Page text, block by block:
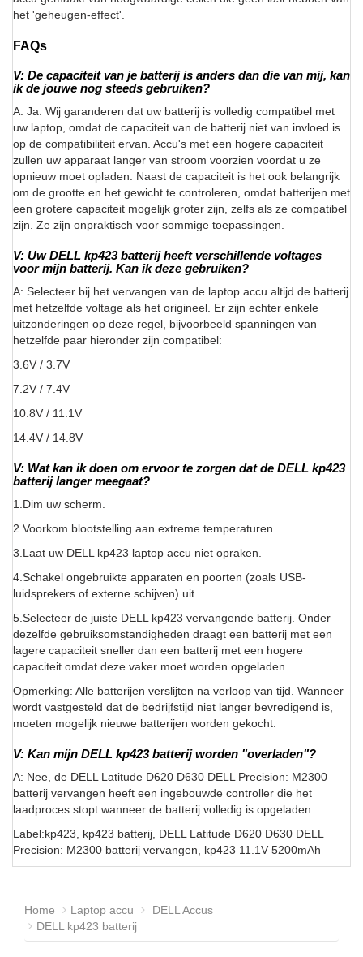
het 'geheugen-effect'.
FAQs
V: De capaciteit van je batterij is anders dan die van mij, kan
ik de jouwe nog steeds gebruiken?
A: Ja. Wij garanderen dat uw batterij is volledig compatibel met
uw laptop, omdat de capaciteit van de batterij niet van invloed is
op de compatibiliteit ervan. Accu's met een hogere capaciteit
zullen uw apparaat langer van stroom voorzien voordat u ze
opnieuw moet opladen. Naast de capaciteit is het ook belangrijk
om de grootte en het gewicht te controleren, omdat batterijen met
een grotere capaciteit mogelijk groter zijn, zelfs als ze compatibel
zijn. Ze zijn onpraktisch voor sommige toepassingen.
V: Uw DELL kp423 batterij heeft verschillende voltages
voor mijn batterij. Kan ik deze gebruiken?
A: Selecteer bij het vervangen van de laptop accu altijd de batterij
met hetzelfde voltage als het origineel. Er zijn echter enkele
uitzonderingen op deze regel, bijvoorbeeld spanningen van
hetzelfde paar hieronder zijn compatibel:
3.6V / 3.7V
7.2V / 7.4V
10.8V / 11.1V
14.4V / 14.8V
V: Wat kan ik doen om ervoor te zorgen dat de DELL kp423
batterij langer meegaat?
1.Dim uw scherm.
2.Voorkom blootstelling aan extreme temperaturen.
3.Laat uw DELL kp423 laptop accu niet opraken.
4.Schakel ongebruikte apparaten en poorten (zoals USB-
luidsprekers of externe schijven) uit.
5.Selecteer de juiste DELL kp423 vervangende batterij. Onder
dezelfde gebruiksomstandigheden draagt een batterij met een
lagere capaciteit sneller dan een batterij met een hogere
capaciteit omdat deze vaker moet worden opgeladen.
Opmerking: Alle batterijen verslijten na verloop van tijd. Wanneer
wordt vastgesteld dat de bedrijfstijd niet langer bevredigend is,
moeten mogelijk nieuwe batterijen worden gekocht.
V: Kan mijn DELL kp423 batterij worden "overladen"?
A: Nee, de DELL Latitude D620 D630 DELL Precision: M2300
batterij vervangen heeft een ingebouwde controller die het
laadproces stopt wanneer de batterij volledig is opgeladen.
Label:kp423, kp423 batterij, DELL Latitude D620 D630 DELL
Precision: M2300 batterij vervangen, kp423 11.1V 5200mAh
Home Laptop accu
DELL Accus
DELL kp423 batterij